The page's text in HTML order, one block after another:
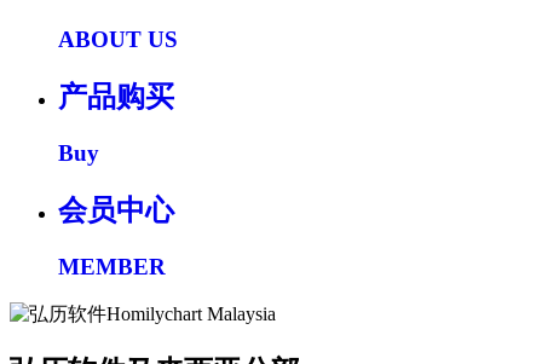
ABOUT US
产品购买
Buy
会员中心
MEMBER